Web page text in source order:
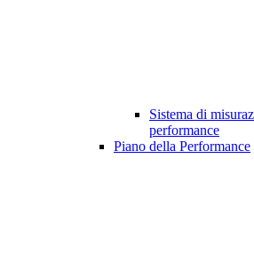
Sistema di
performance
Piano della Performance